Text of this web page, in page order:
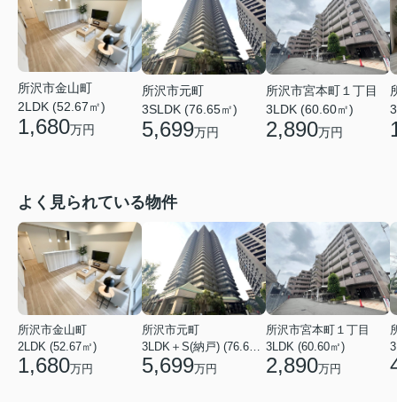
所沢市金山町
2LDK (52.67㎡)
1,680万円
所沢市元町
3SLDK (76.65㎡)
5,699万円
所沢市宮本町１丁目
3LDK (60.60㎡)
2,890万円
よく見られている物件
所沢市金山町
2LDK (52.67㎡)
1,680万円
所沢市元町
3LDK＋S(納戸) (76.65㎡)
5,699万円
所沢市宮本町１丁目
3LDK (60.60㎡)
2,890万円